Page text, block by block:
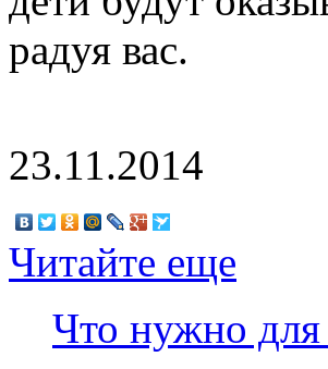
радуя вас.
23.11.2014
Читайте еще
Что нужно для